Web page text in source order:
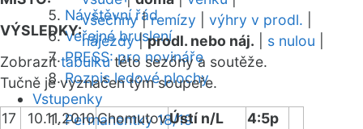
Návštěvní řád
Veřejné bruslení
PRESS: pro novináře
Rozpis ledové plochy
Vstupenky
Permanentky 18/19
VÝSLEDKY:
všechny|remízy výhry v prodl.
nájezdy|prodl. nebo náj. s nulou
Zobrazittabulkutéto sezóny a soutěže.
Tučně je vyznačen tým soupeře.
17 10.11.2010ChomutovÚstí n/L
4:5p